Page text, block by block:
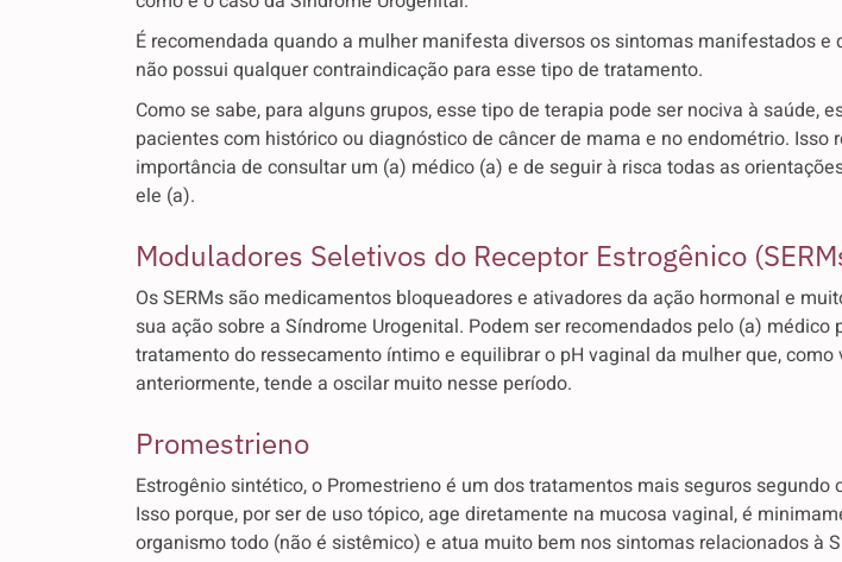
É recomendada quando a mulher manifesta diversos os sintomas manifestados e
não possui qualquer contraindicação para esse tipo de tratamento.
Como se sabe, para alguns grupos, esse tipo de terapia pode ser nociva à saúde,
pacientes com histórico ou diagnóstico de câncer de mama e no endométrio. Isso
importância de consultar um (a) médico (a) e de seguir à risca todas as
ele (a).
Moduladores Seletivos do Receptor Estrogênico
Os SERMs são medicamentos bloqueadores e ativadores da ação hormonal e
sua ação sobre a Síndrome Urogenital. Podem ser recomendados pelo (a) médico
tratamento do ressecamento íntimo e equilibrar o pH vaginal da mulher que, como
anteriormente, tende a oscilar muito nesse período.
Promestrieno
Estrogênio sintético, o Promestrienoé um dos tratamentos mais seguros segundo
Isso porque, por ser de uso tópico, age diretamente na mucosa vaginal, é
organismo todo (não é sistêmico) e atua muito bem nos sintomas relacionados à